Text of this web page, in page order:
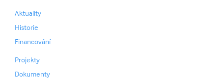
Aktuality
Historie
Financování
Projekty
Dokumenty